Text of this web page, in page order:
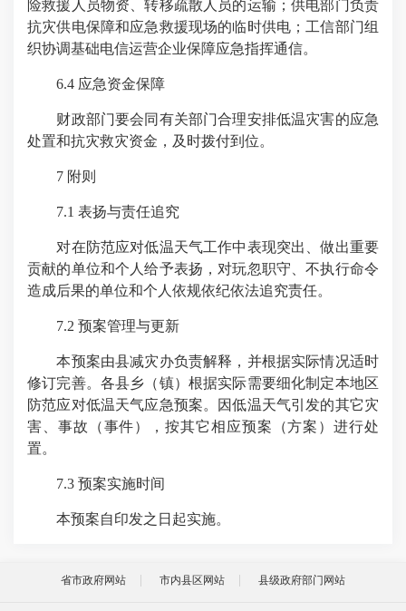
险救援人员物资、转移疏散人员的运输；供电部门负责
抗灾供电保障和应急救援现场的临时供电；工信部门组
织协调基础电信运营企业保障应急指挥通信。
6.4 应急资金保障
财政部门要会同有关部门合理安排低温灾害的应急
处置和抗灾救灾资金，及时拨付到位。
7 附则
7.1 表扬与责任追究
对在防范应对低温天气工作中表现突出、做出重要
贡献的单位和个人给予表扬，对玩忽职守、不执行命令
造成后果的单位和个人依规依纪依法追究责任。
7.2 预案管理与更新
本预案由县减灾办负责解释，并根据实际情况适时
修订完善。各县乡（镇）根据实际需要细化制定本地区
防范应对低温天气应急预案。因低温天气引发的其它灾
害、事故（事件），按其它相应预案（方案）进行处
置。
7.3 预案实施时间
本预案自印发之日起实施。
省市政府网站 市内县区网站 县级政府部门网站